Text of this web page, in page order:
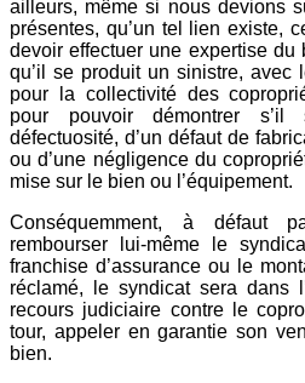
ailleurs, même si nous devions
présentes, qu’un tel lien existe,
devoir effectuer une expertise
qu’il se produit un sinistre, avec
pour la collectivité des
pour pouvoir démontrer s’il
défectuosité, d’un défaut de
ou d’une négligence du
mise sur le bien ou l’équipement.
Conséquemment, à défaut
rembourser lui-même le
franchise d’assurance ou le
réclamé, le syndicat sera dans
recours judiciaire contre le
tour, appeler en garantie son
bien.